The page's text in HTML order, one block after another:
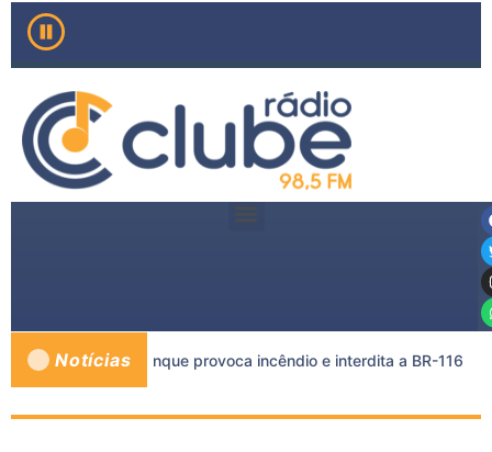
Notícias
e caminhão-tanque provoca incêndio e interdita a BR-116